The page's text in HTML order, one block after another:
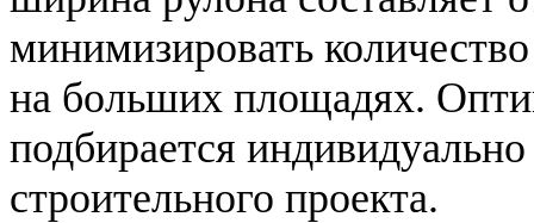
минимизировать
на больших площадях.
подбирается
строительного проекта.